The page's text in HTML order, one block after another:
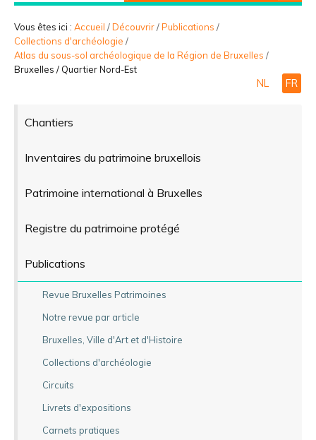
PARTICIPER
Recherche
avancée…
Vous êtes ici : Accueil /Découvrir/Publications /
Collections d'archéologie /
Atlas du sous-sol archéologique de la Région de Bruxelles /
Bruxelles / Quartier Nord-Est
NL FR
Chantiers
Inventaires du patrimoine bruxellois
Patrimoine international à Bruxelles
Registre du patrimoine protégé
Publications
Revue Bruxelles Patrimoines
Notre revue par article
Bruxelles, Ville d'Art et d'Histoire
Collections d'archéologie
Circuits
Livrets d'expositions
Carnets pratiques